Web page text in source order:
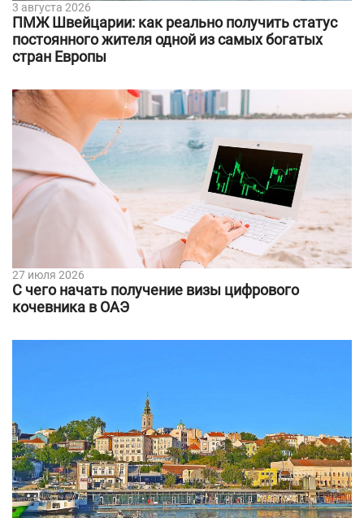
3 августа 2026
ПМЖ Швейцарии: как реально получить статус
постоянного жителя одной из самых богатых
стран Европы
27 июля 2026
С чего начать получение визы цифрового
кочевника в ОАЭ